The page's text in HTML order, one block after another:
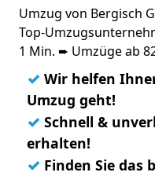
Umzug von Bergisch
Top-
1 Min. ➨ Umzüge ab
✓ Wir helfen
Umzug geht!
✓ Schnell &
erhalten!
✓ Finden Sie das